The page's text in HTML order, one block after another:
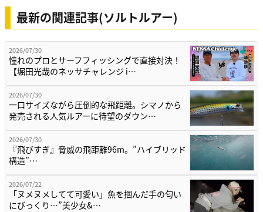
最新の関連記事(ソルトルアー)
2026/07/30
憧れのプロとサーフフィッシングで直接対決！
【堀田光哉のネッサチャレンジ i…
2026/07/30
一口サイズながら圧倒的な飛距離。シマノから
発売される人気ルアーに待望のダウン…
2026/07/30
『飛びすぎ』脅威の飛距離96m。”ハイブリッド
構造”…
2026/07/22
「ヌメヌメしてて可愛い」魚を掴んだ手の匂い
にびっくり…”美少女&…